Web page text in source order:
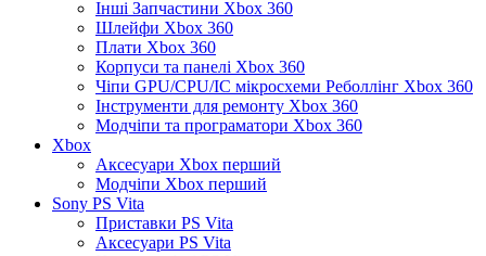
Інші Запчастини Xbox 360
Шлейфи Xbox 360
Плати Xbox 360
Корпуси та панелі Xbox 360
Чіпи GPU/CPU/IC мікросхеми Реболлінг Xbox 360
Інструменти для ремонту Xbox 360
Модчіпи та програматори Xbox 360
Xbox
Аксесуари Xbox перший
Модчіпи Xbox перший
Sony PS Vita
Приставки PS Vita
Аксесуари PS Vita